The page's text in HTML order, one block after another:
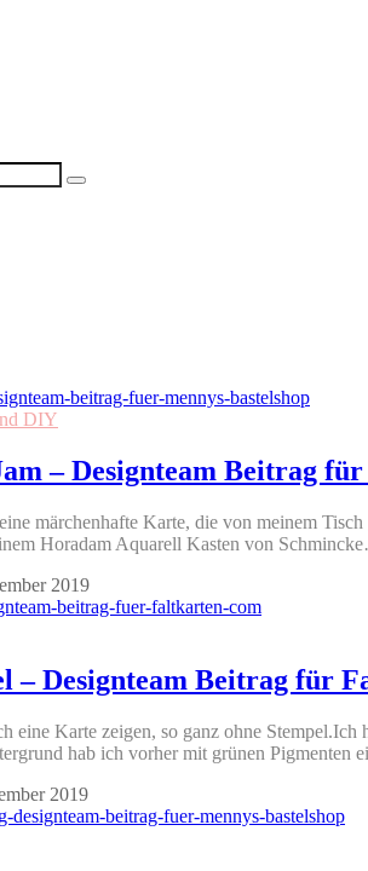
DIY
– Designteam Beitrag für
märchenhafte Karte, die von meinem
Horadam Aquarell Kasten von
2019
– Designteam Beitrag für
eine Karte zeigen, so ganz ohne
hab ich vorher mit grünen
2019